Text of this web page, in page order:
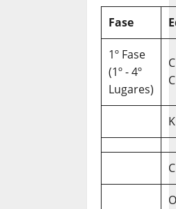
Fase
1º Fase
(1º - 4º
Lugares)
C